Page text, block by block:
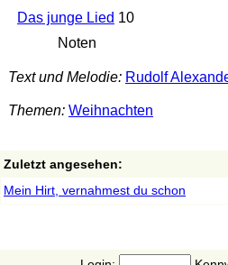
Das junge Lied 10
Noten
Text und Melodie: Rudolf
Themen: Weihnachten
Zuletzt angesehen:
Mein Hirt, vernahmest du schon